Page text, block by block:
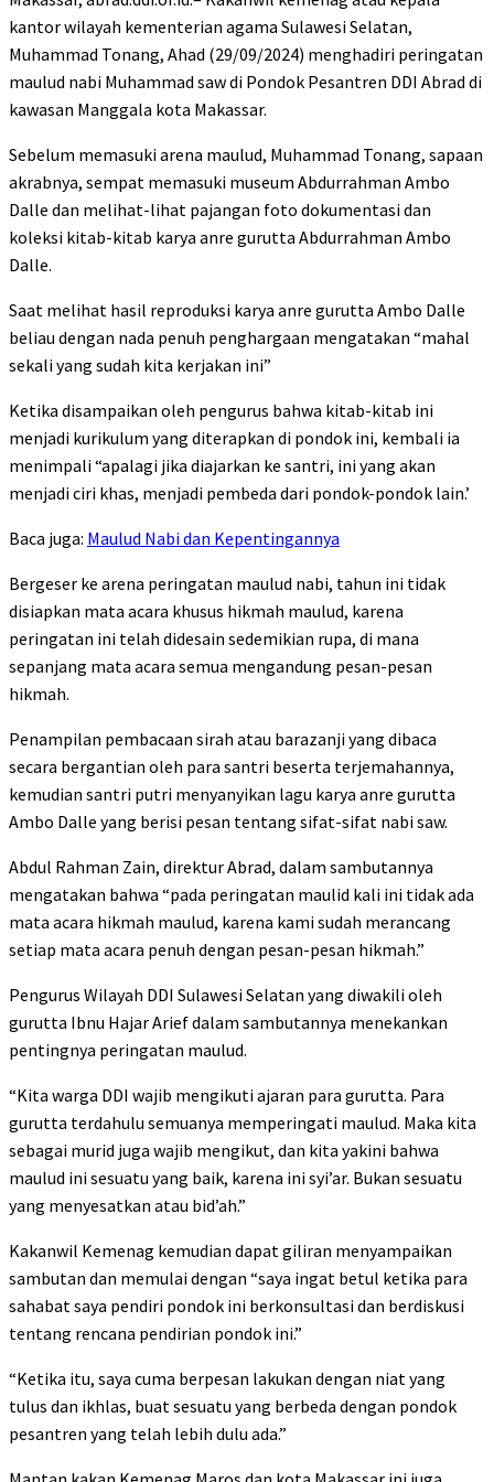
kantor wilayah kementerian agama Sulawesi Selatan,
Muhammad Tonang, Ahad (29/09/2024) menghadiri peringatan
maulud nabi Muhammad saw di Pondok Pesantren DDI Abrad di
kawasan Manggala kota Makassar.
Sebelum memasuki arena maulud, Muhammad Tonang, sapaan
akrabnya, sempat memasuki museum Abdurrahman Ambo
Dalle dan melihat-lihat pajangan foto dokumentasi dan
koleksi kitab-kitab karya anre gurutta Abdurrahman Ambo
Dalle.
Saat melihat hasil reproduksi karya anre gurutta Ambo Dalle
beliau dengan nada penuh penghargaan mengatakan “mahal
sekali yang sudah kita kerjakan ini”
Ketika disampaikan oleh pengurus bahwa kitab-kitab ini
menjadi kurikulum yang diterapkan di pondok ini, kembali ia
menimpali “apalagi jika diajarkan ke santri, ini yang akan
menjadi ciri khas, menjadi pembeda dari pondok-pondok lain.’
Baca juga: Maulud Nabi dan Kepentingannya
Bergeser ke arena peringatan maulud nabi, tahun ini tidak
disiapkan mata acara khusus hikmah maulud, karena
peringatan ini telah didesain sedemikian rupa, di mana
sepanjang mata acara semua mengandung pesan-pesan
hikmah.
Penampilan pembacaan sirah atau barazanji yang dibaca
secara bergantian oleh para santri beserta terjemahannya,
kemudian santri putri menyanyikan lagu karya anre gurutta
Ambo Dalle yang berisi pesan tentang sifat-sifat nabi saw.
Abdul Rahman Zain, direktur Abrad, dalam sambutannya
mengatakan bahwa “pada peringatan maulid kali ini tidak ada
mata acara hikmah maulud, karena kami sudah merancang
setiap mata acara penuh dengan pesan-pesan hikmah.”
Pengurus Wilayah DDI Sulawesi Selatan yang diwakili oleh
gurutta Ibnu Hajar Arief dalam sambutannya menekankan
pentingnya peringatan maulud.
“Kita warga DDI wajib mengikuti ajaran para gurutta. Para
gurutta terdahulu semuanya memperingati maulud. Maka kita
sebagai murid juga wajib mengikut, dan kita yakini bahwa
maulud ini sesuatu yang baik, karena ini syi’ar. Bukan sesuatu
yang menyesatkan atau bid’ah.”
Kakanwil Kemenag kemudian dapat giliran menyampaikan
sambutan dan memulai dengan “saya ingat betul ketika para
sahabat saya pendiri pondok ini berkonsultasi dan berdiskusi
tentang rencana pendirian pondok ini.”
“Ketika itu, saya cuma berpesan lakukan dengan niat yang
tulus dan ikhlas, buat sesuatu yang berbeda dengan pondok
pesantren yang telah lebih dulu ada.”